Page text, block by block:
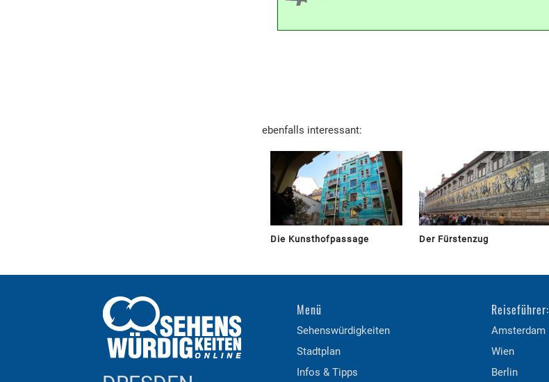
ebenfalls interessant:
Die Kunsthofpassage Der Fürstenzug
Menü
Sehenswürdigkeiten
Stadtplan
Infos & Tipps
Reiseführer:
Amsterdam
Wien
Berlin